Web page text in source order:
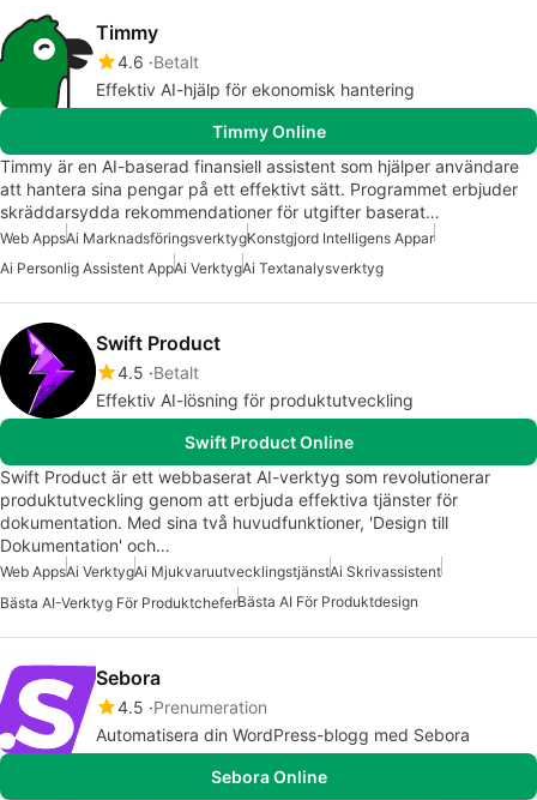
Timmy
4.6 Betalt
Effektiv AI-hjälp för ekonomisk hantering
Timmy Online
Timmy är en AI-baserad finansiell assistent som hjälper användare
att hantera sina pengar på ett effektivt sätt. Programmet erbjuder
skräddarsydda rekommendationer för utgifter baserat…
Web AppsAi MarknadsföringsverktygKonstgjord Intelligens Appar
Ai Personlig Assistent AppAi VerktygAi Textanalysverktyg
Swift Product
4.5 Betalt
Effektiv AI-lösning för produktutveckling
Swift Product Online
Swift Product är ett webbaserat AI-verktyg som revolutionerar
produktutveckling genom att erbjuda effektiva tjänster för
dokumentation. Med sina två huvudfunktioner, 'Design till
Dokumentation' och…
Web AppsAi VerktygAi MjukvaruutvecklingstjänstAi Skrivassistent
Bästa AI-Verktyg För ProduktcheferBästa AI För Produktdesign
Sebora
4.5 Prenumeration
Automatisera din WordPress-blogg med Sebora
Sebora Online